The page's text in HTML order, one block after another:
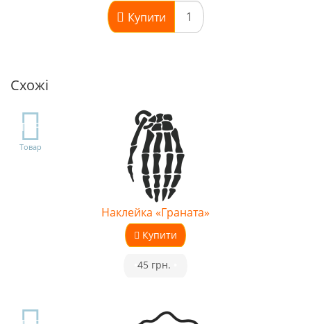
Купити
Схожі
TOP
Товар
Наклейка «Граната»
Купити
45 грн.